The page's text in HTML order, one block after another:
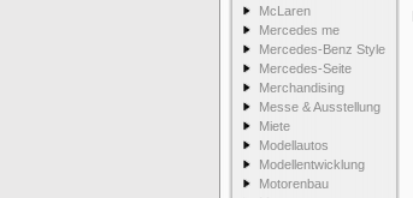
McLaren
Mercedes me
Mercedes-Benz Style
Mercedes-Seite
Merchandising
Messe & Ausstellung
Miete
Modellautos
Modellentwicklung
Motorenbau